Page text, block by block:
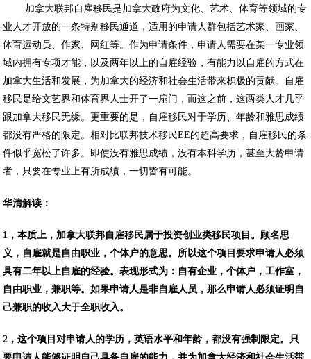
加拿大联邦自雇移民是加拿大政府为文化、艺术、体育等领域的专
业人才开放的一条特别移民通道，适用的申请人群包括艺术家、画家、
体育运动员、作家、网红等。作为申请条件，申请人需要在某一专业领
域内拥有专项才能，以及两年以上的自雇经验，有能力以自雇的方式在
加拿大生活和发展，为加拿大的经济和社会生活带来枳极的贡献。自雇
移民是给文艺界和体育界人士开了一扇门，而这之前，这两类人才几乎
跟加拿大移民无缘。更重要的是，自雇移民对于学历、年龄和雅思成绩
都没有严格的限定。相对比联邦技术移民EE的超高要求，自雇移民的条
件似乎宽松了许多。即使没有雅思成绩，没有本科学历，甚至大龄申请
者，只要在专业上有所成绩，一切皆有可能。
华清解读：
1，本质上，加拿大联邦自雇移民属于投资创业类移民项目。顾名思
义，自雇就是自由职业，个体户的意思。所以这个项目要求申请人必须
具有二年以上自雇的经验。表现形式为：自有企业，个体户，工作室，
自由职业，兼职等。如果申请人是非自雇人员，那么申请人必须证明自
己兼职的收入大于全职收入。
2，这个项目对申请人的学历，英语水平和年龄，都没有强制限定。只